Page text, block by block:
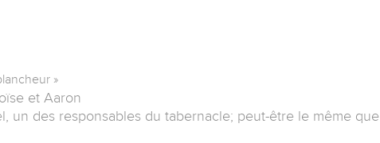
»
et Aaron
un des responsables du tabernacle; peut-être le même que